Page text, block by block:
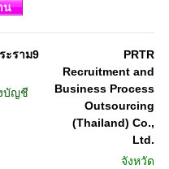
น
ะราม9
บัญชี
PRTR
Recruitment and
Business Process
Outsourcing
(Thailand) Co.,
Ltd.
จังหวัด